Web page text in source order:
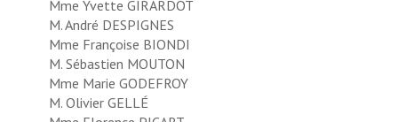
Mme Yvette GIRARDOT
M. André DESPIGNES
Mme Françoise BIONDI
M. Sébastien MOUTON
Mme Marie GODEFROY
M. Olivier GELLÉ